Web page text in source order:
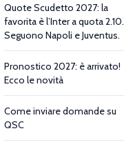
Quote Scudetto 2027: la
favorita è l’Inter a quota 2.10.
Seguono Napoli e Juventus.
Pronostico 2027: è arrivato!
Ecco le novità
Come inviare domande su
QSC